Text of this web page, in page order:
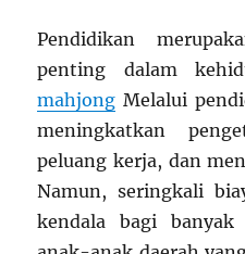
Pendidikan
penting dalam
mahjong Melalui
meningkatkan
peluang kerja, dan
Namun, seringkali
kendala bagi